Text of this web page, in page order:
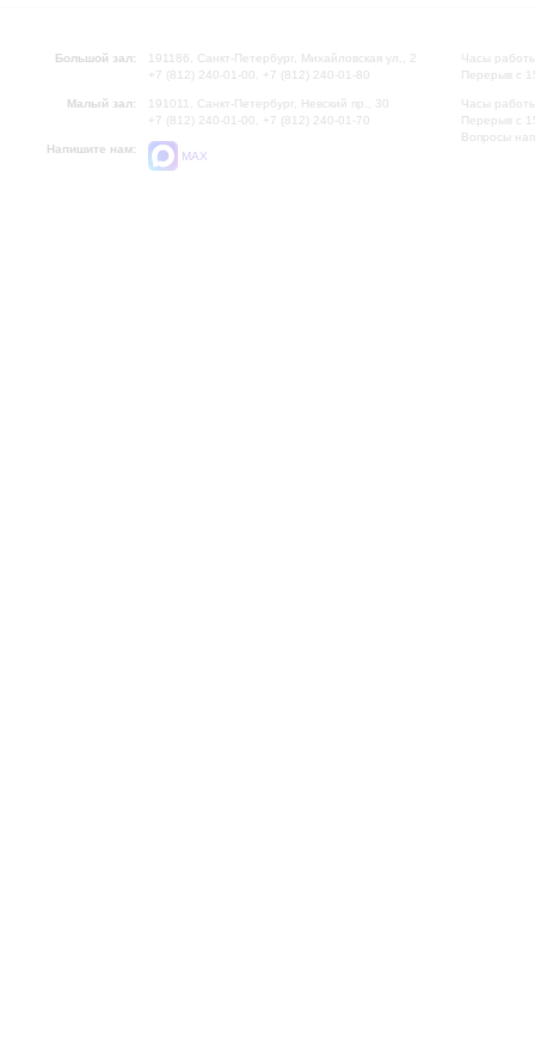
Большой зал:
191186, Санкт-Петербург, Михайловская ул., 2
+7 (812) 240-01-00, +7 (812) 240-01-80
Малый зал:
191011, Санкт-Петербург, Невский пр., 30
+7 (812) 240-01-00, +7 (812) 240-01-70
Напишите нам:
MAX
Часы
Перерыв с
Часы
Перерыв с
Вопросы